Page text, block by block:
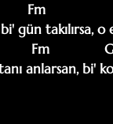
Fm
gün takılırsa, o
Fm
anlarsan, bi'